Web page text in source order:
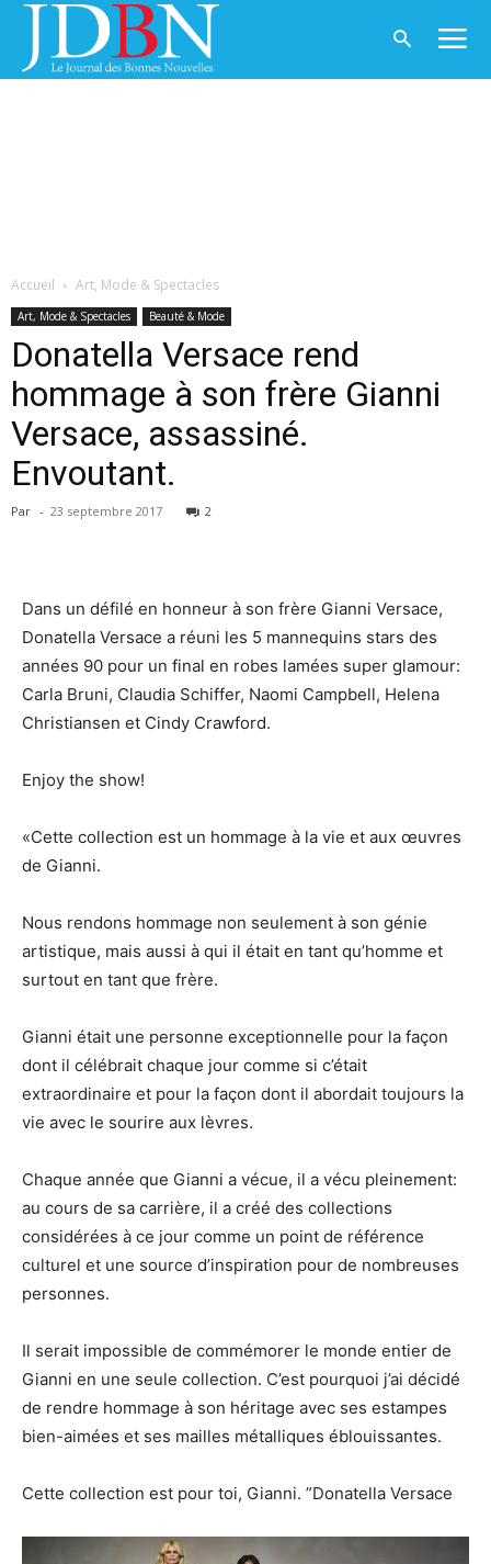
Accueil Art, Mode & Spectacles
Art, Mode & Spectacles Beauté & Mode
Donatella Versace rend
hommage à son frère Gianni
Versace, assassiné.
Envoutant.
Par - 23 septembre 2017 2
Dans un défilé en honneur à son frère Gianni Versace,
Donatella Versace a réuni les 5 mannequins stars des
années 90 pour un final en robes lamées super glamour:
Carla Bruni, Claudia Schiffer, Naomi Campbell, Helena
Christiansen et Cindy Crawford.
Enjoy the show!
«Cette collection est un hommage à la vie et aux œuvres
de Gianni.
Nous rendons hommage non seulement à son génie
artistique, mais aussi à qui il était en tant qu’homme et
surtout en tant que frère.
Gianni était une personne exceptionnelle pour la façon
dont il célébrait chaque jour comme si c’était
extraordinaire et pour la façon dont il abordait toujours la
vie avec le sourire aux lèvres.
Chaque année que Gianni a vécue, il a vécu pleinement:
au cours de sa carrière, il a créé des collections
considérées à ce jour comme un point de référence
culturel et une source d’inspiration pour de nombreuses
personnes.
Il serait impossible de commémorer le monde entier de
Gianni en une seule collection. C’est pourquoi j’ai décidé
de rendre hommage à son héritage avec ses estampes
bien-aimées et ses mailles métalliques éblouissantes.
Cette collection est pour toi, Gianni. ”Donatella Versace